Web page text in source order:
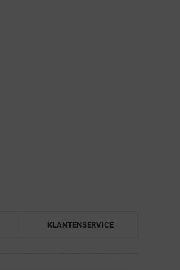
KLANTENSERVICE